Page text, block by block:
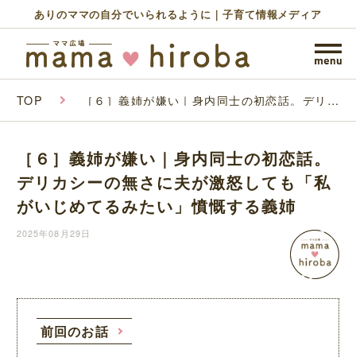
ありのママの自分でいられるように｜子育て情報メディア
TOP ［６］義姉が嫌い｜身内同士の初恋話。デリカ
みたい」憤慨する義姉
［６］義姉が嫌い｜身内同士の初恋話。
デリカシーの無さに夫が激怒しても「私
がいじめてるみたい」憤慨する義姉
2025年08月29日
前回のお話